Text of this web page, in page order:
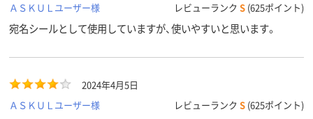
ＡＳＫＵＬユーザー様
レビューランク S (625ポイント)
宛名シールとして使用していますが、使いやすいと思います。
2024年4月5日
ＡＳＫＵＬユーザー様
レビューランク S (625ポイント)